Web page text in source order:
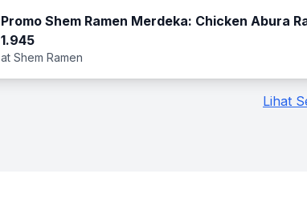
Promo Shem Ramen Merdeka: Chicken Abura
1.945
at Shem Ramen
Lihat